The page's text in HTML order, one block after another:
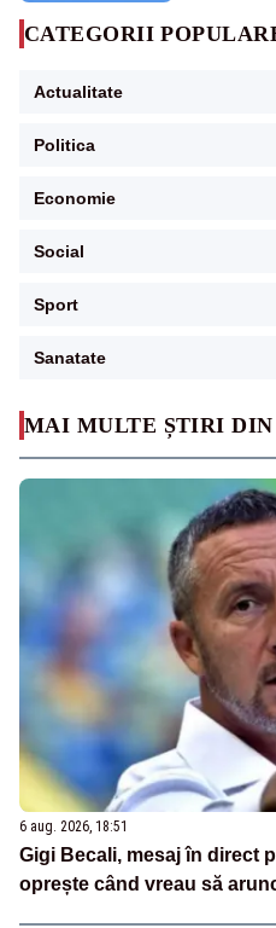
MAI MULTE ȘTIRI DIN
6 aug. 2026, 18:51
Gigi Becali, mesaj în direct
oprește când vreau să
CATEGORII
Actualitate
Politica
Economie
Social
Sport
Sanatate